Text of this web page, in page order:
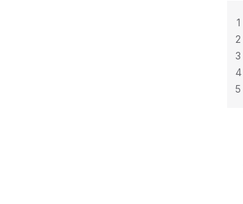
1
2
3
4
5